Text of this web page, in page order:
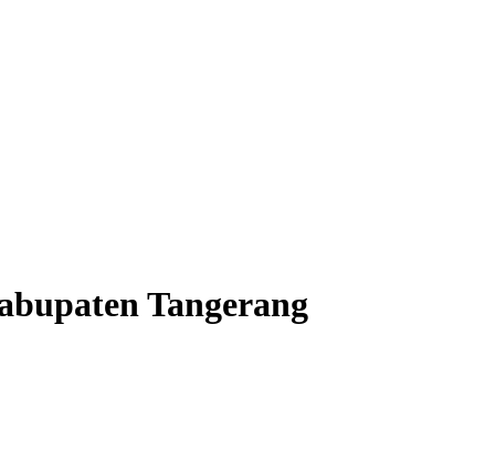
Tangerang